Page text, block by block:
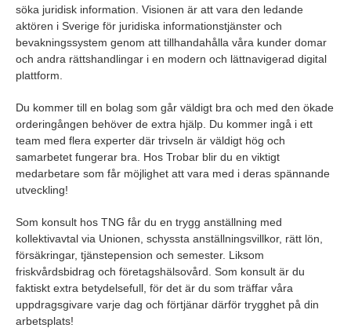
söka juridisk information. Visionen är att vara den ledande
aktören i Sverige för juridiska informationstjänster och
bevakningssystem genom att tillhandahålla våra kunder domar
och andra rättshandlingar i en modern och lättnavigerad digital
plattform.
Du kommer till en bolag som går väldigt bra och med den ökade
orderingången behöver de extra hjälp. Du kommer ingå i ett
team med flera experter där trivseln är väldigt hög och
samarbetet fungerar bra. Hos Trobar blir du en viktigt
medarbetare som får möjlighet att vara med i deras spännande
utveckling!
Som konsult hos TNG får du en trygg anställning med
kollektivavtal via Unionen, schyssta anställningsvillkor, rätt lön,
försäkringar, tjänstepension och semester. Liksom
friskvårdsbidrag och företagshälsovård. Som konsult är du
faktiskt extra betydelsefull, för det är du som träffar våra
uppdragsgivare varje dag och förtjänar därför trygghet på din
arbetsplats!